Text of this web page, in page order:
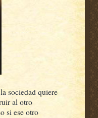
sociedad quiere
al otro
si ese otro